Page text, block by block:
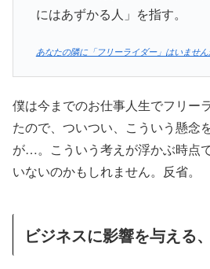
にはあずかる人」を指す。
あなたの隣に「フリーライダー」はいませ
僕は今までのお仕事人生でフリー
たので、ついつい、こういう懸念
が…。こういう考えが浮かぶ時点
いないのかもしれません。反省。
ビジネスに影響を与える